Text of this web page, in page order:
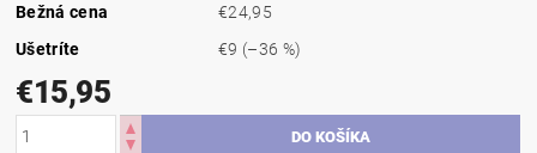
Bežná cena
€24,95
Ušetríte
€9 (–36 %)
€15,95